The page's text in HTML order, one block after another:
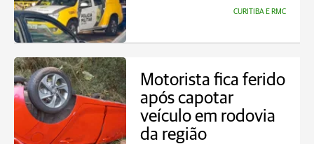
CURITIBA E RMC
Motorista fica ferido
após capotar
veículo em rodovia
da região